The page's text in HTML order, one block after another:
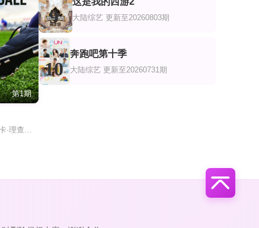
第1期
加里·莱因克尔 迈卡·理查兹 阿兰·希勒
9 大陆综艺 更新至20260803期
10
奔跑吧第十季
大陆综艺 更新至20260731期